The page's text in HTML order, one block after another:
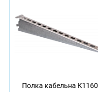
Полка кабельна К1160